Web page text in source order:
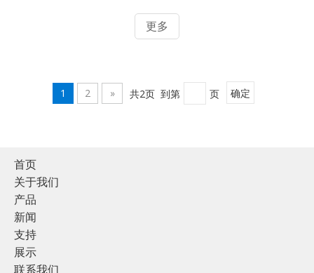
更多
1 2 » 共2页 到第 页 确定
首页
关于我们
产品
新闻
支持
展示
联系我们